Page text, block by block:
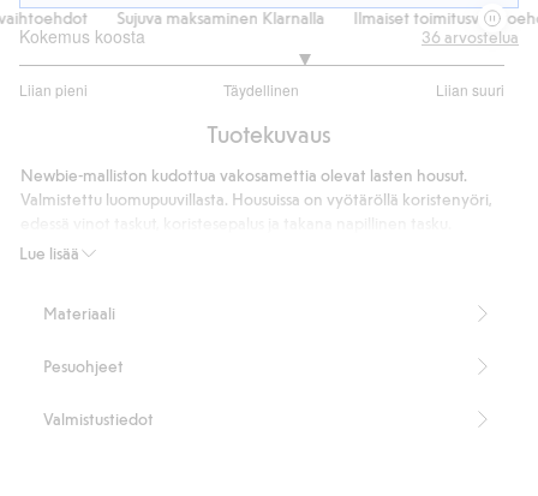
Sujuva maksaminen Klarnalla Ilmaiset
Kokemus koosta
Liian pieni Täydellinen Liian suuri
/
ääneen
36 arvostelua
Tuotekuvaus
Lue lisää
Newbie-malliston kudottua vakosamettia olevat lasten housut.
Valmistettu luomupuuvillasta. Housuissa on vyötäröllä koristenyöri,
Toimitetaan lahkeensuut taitettuna. Koot 134 ja 140 ovat saatavana
Tuotenumero
Materiaali
Pesuohjeet
Valmistustiedot